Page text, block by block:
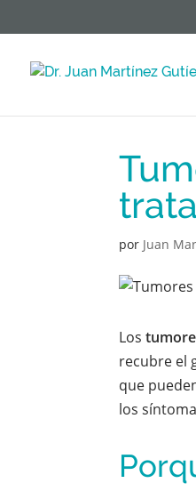
por Juan
Los
recubre el
que
los